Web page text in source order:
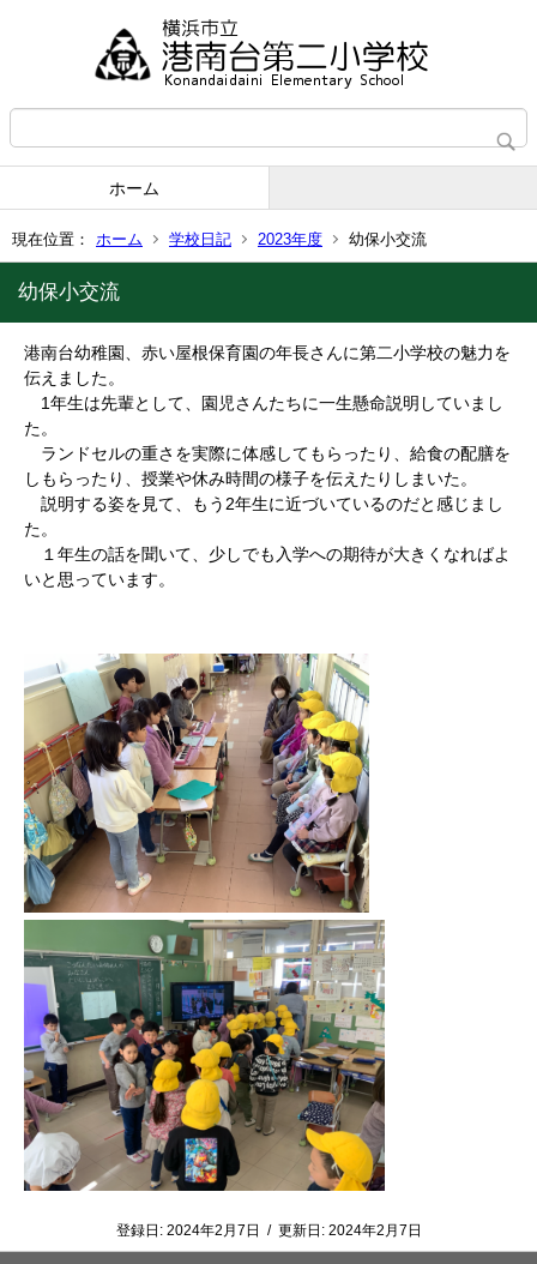
ホーム
現在位置： ホーム 学校日記 2023年度 幼保小交流
幼保小交流
港南台幼稚園、赤い屋根保育園の年長さんに第二小学校の魅力を
伝えました。
1年生は先輩として、園児さんたちに一生懸命説明していまし
た。
ランドセルの重さを実際に体感してもらったり、給食の配膳を
しもらったり、授業や休み時間の様子を伝えたりしまいた。
説明する姿を見て、もう2年生に近づいているのだと感じまし
た。
１年生の話を聞いて、少しでも入学への期待が大きくなればよ
いと思っています。
登録日: 2024年2月7日 / 更新日: 2024年2月7日